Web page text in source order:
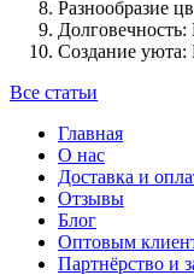
Разнообразие
Создание уюта:
Все статьи
Главная
О нас
Доставка и
Отзывы
Блог
Оптовым
Партнёрство и